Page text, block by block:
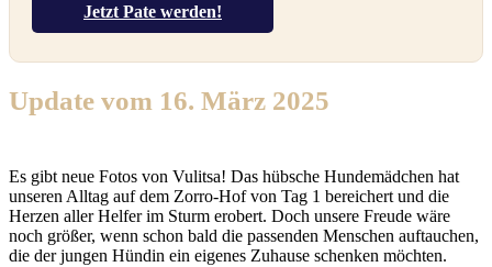
Jetzt Pate werden!
Update vom 16. März 2025
Es gibt neue Fotos von Vulitsa! Das hübsche Hundemädchen hat
unseren Alltag auf dem Zorro-Hof von Tag 1 bereichert und die
Herzen aller Helfer im Sturm erobert. Doch unsere Freude wäre
noch größer, wenn schon bald die passenden Menschen auftauchen,
die der jungen Hündin ein eigenes Zuhause schenken möchten.